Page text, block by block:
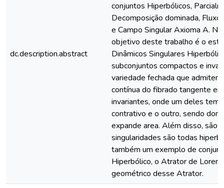
dc.description.abstract
conjuntos Hiperbólicos,
Decomposição dominada,
e Campo Singular Axioma A.
objetivo deste trabalho é o
Dinâmicos Singulares
subconjuntos compactos e
variedade fechada que
contínua do fibrado tangente
invariantes, onde um deles tem
contrativo e o outro, sendo
expande area. Além disso, são
singularidades são todas
também um exemplo de
Hiperbólico, o Atrator de
geométrico desse Atrator.